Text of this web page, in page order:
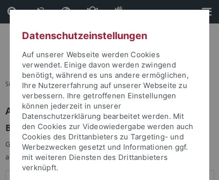
Direkt
zum
Inhalt
Direkt
zur
Fußleiste
Sie sind hier: Startseite
Anmelden
Benutzeranmeldung
Geben Sie Ihren Benutzernamen und Ihr Passwort an um sich
anzumelden:
Datenschutzeinstellungen
Auf unserer Webseite werden Cookies
verwendet. Einige davon werden zwingend
benötigt, während es uns andere ermöglichen,
Ihre Nutzererfahrung auf unserer Webseite zu
verbessern. Ihre getroffenen Einstellungen
können jederzeit in unserer
Datenschutzerklärung bearbeitet werden. Mit
den Cookies zur Videowiedergabe werden auch
Cookies des Drittanbieters zu Targeting- und
Werbezwecken gesetzt und Informationen ggf.
mit weiteren Diensten des Drittanbieters
verknüpft.